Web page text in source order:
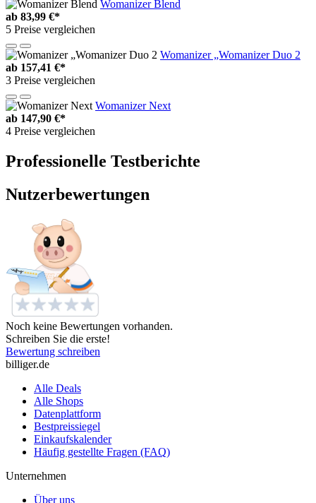
Womanizer Blend
ab 83,99 €*
5 Preise vergleichen
Womanizer „Womanizer Duo 2
ab 157,41 €*
3 Preise vergleichen
Womanizer Next
ab 147,90 €*
4 Preise vergleichen
Professionelle Testberichte
Nutzerbewertungen
Noch keine Bewertungen vorhanden.
Schreiben Sie die erste!
Bewertung schreiben
billiger.de
Alle Deals
Alle Shops
Datenplattform
Bestpreissiegel
Einkaufskalender
Häufig gestellte Fragen (FAQ)
Unternehmen
Über uns